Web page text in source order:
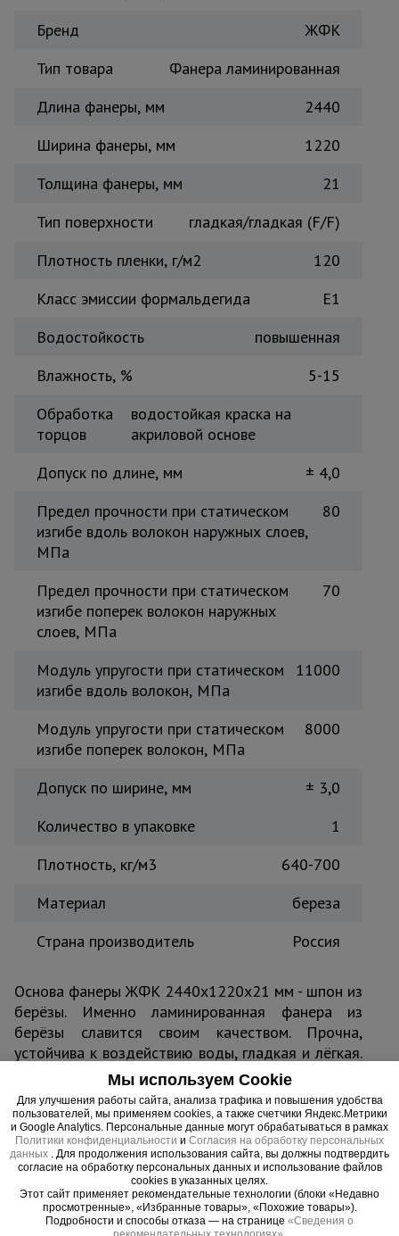
пушки
металлообработка
Бренд
ЖФК
Тип товара
Фанера ламинированная
Длина фанеры, мм
2440
Ширина фанеры, мм
1220
Толщина фанеры, мм
21
Тип поверхности
гладкая/гладкая (F/F)
Плотность пленки, г/м2
120
Класс эмиссии формальдегида
Е1
Водостойкость
повышенная
Влажность, %
5-15
Обработка
торцов
водостойкая краска на
акриловой основе
Допуск по длине, мм
± 4,0
Предел прочности при статическом
изгибе вдоль волокон наружных слоев,
МПа
80
Предел прочности при статическом
изгибе поперек волокон наружных
слоев, МПа
70
Модуль упругости при статическом
изгибе вдоль волокон, МПа
11000
Модуль упругости при статическом
изгибе поперек волокон, МПа
8000
Допуск по ширине, мм
± 3,0
Количество в упаковке
1
Плотность, кг/м3
640-700
Материал
береза
Страна производитель
Россия
Основа фанеры ЖФК 2440х1220х21 мм - шпон из
берёзы. Именно ламинированная фанера из
берёзы славится своим качеством. Прочна,
устойчива к воздействию воды, гладкая и лёгкая.
При склеивании каждый фанеру пропитывают
специальными клеями на основе
формальдегидной смолы, а верхний слои
покрываются фенольной пленкой. Торцы
обрабатывают водоустойчивой акриловой
краской, благодаря чему срок службы
значительно увеличивается.
Мы используем Cookie
Для улучшения работы сайта, анализа трафика и повышения удобства
пользователей, мы применяем cookies, а также счетчики Яндекс.Метрики
и Google Analytics. Персональные данные могут обрабатываться в рамках
Политики конфиденциальности и Согласия на обработку персональных
данных
. Для продолжения использования сайта, вы должны подтвердить
согласие на обработку персональных данных и использование файлов
cookies в указанных целях.
Этот сайт применяет рекомендательные технологии (блоки «Недавно
просмотренные», «Избранные товары», «Похожие товары»).
Подробности и способы отказа — на странице «Сведения о